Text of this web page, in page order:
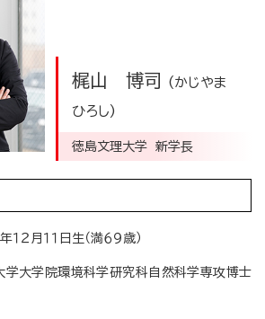
梶山 博司 (かじやま
ひろし)
徳島文理大学 新学長
月１１日生（満６９歳）
学大学院環境科学研究科自然科学専攻博士